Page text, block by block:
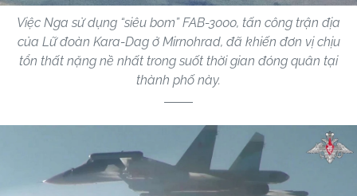
Việc Nga sử dụng “siêu bom” FAB-3000, tấn công trận địa
của Lữ đoàn Kara-Dag ở Mirnohrad, đã khiến đơn vị chịu
tổn thất nặng nề nhất trong suốt thời gian đóng quân tại
thành phố này.